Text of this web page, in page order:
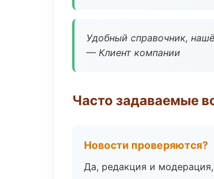
Удобный справочник,
— Клиент компании
Часто задаваемые
Новости проверяются?
Да, редакция и